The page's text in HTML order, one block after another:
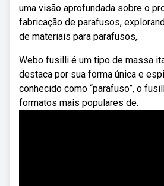
uma visão aprofundada sobre o
fabricação de parafusos,
de materiais para parafusos,.
Webo fusilli é um tipo de massa
destaca por sua forma única e
conhecido como “parafuso”, o
formatos mais populares de.